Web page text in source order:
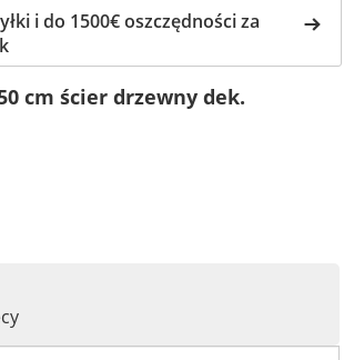
i do 1500€ oszczędności za
cm ścier drzewny dek.